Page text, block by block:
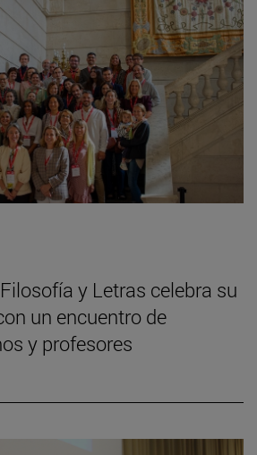
y Letras celebra su
un encuentro de
y profesores